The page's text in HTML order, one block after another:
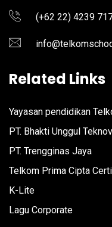
(+62 22) 4239
Related Links
Yayasan pendidikan
PT. Bhakti Unggul
PT. Trengginas Jaya
Telkom Prima Cipta
K-Lite
Lagu Corporate